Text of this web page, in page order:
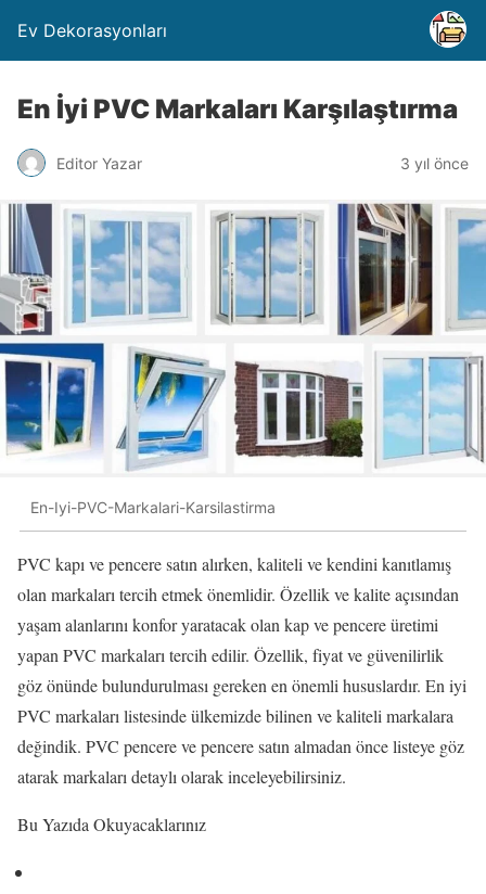
Ev Dekorasyonları
En İyi PVC Markaları Karşılaştırma
Editor Yazar 3 yıl önce
En-Iyi-PVC-Markalari-Karsilastirma
PVC kapı ve pencere satın alırken, kaliteli ve kendini kanıtlamış
olan markaları tercih etmek önemlidir. Özellik ve kalite açısından
yaşam alanlarını konfor yaratacak olan kap ve pencere üretimi
yapan PVC markaları tercih edilir. Özellik, fiyat ve güvenilirlik
göz önünde bulundurulması gereken en önemli hususlardır. En iyi
PVC markaları listesinde ülkemizde bilinen ve kaliteli markalara
değindik. PVC pencere ve pencere satın almadan önce listeye göz
atarak markaları detaylı olarak inceleyebilirsiniz.
Bu Yazıda Okuyacaklarınız